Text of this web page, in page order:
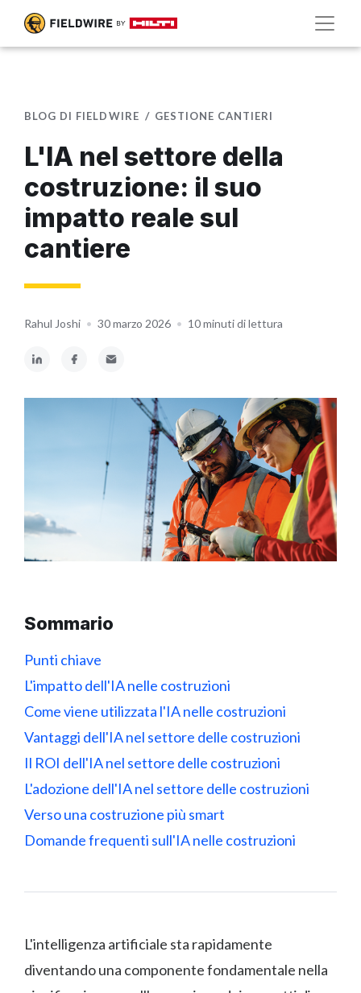
BLOG DI FIELDWIRE GESTIONE CANTIERI
L'IA nel settore della
costruzione: il suo
impatto reale sul
cantiere
Rahul Joshi • 30 marzo 2026 • 10 minuti di lettura
Sommario
Punti chiave
L'impatto dell'IA nelle costruzioni
Come viene utilizzata l'IA nelle costruzioni
Vantaggi dell'IA nel settore delle costruzioni
Il ROI dell'IA nel settore delle costruzioni
L'adozione dell'IA nel settore delle costruzioni
Verso una costruzione più smart
Domande frequenti sull'IA nelle costruzioni
L'intelligenza artificiale sta rapidamente
diventando una componente fondamentale nella